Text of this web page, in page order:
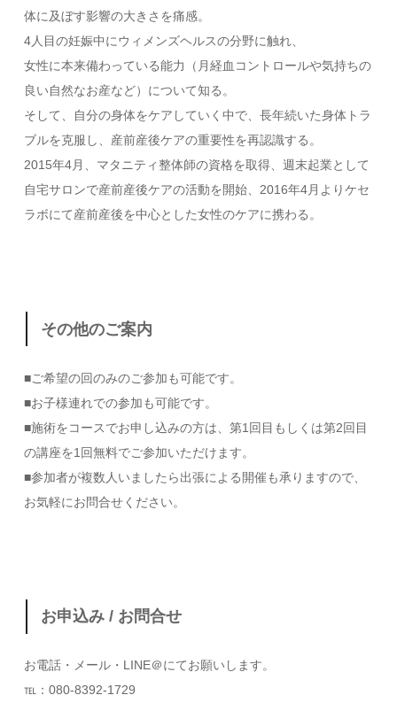
体に及ぼす影響の大きさを痛感。
4人目の妊娠中にウィメンズヘルスの分野に触れ、
女性に本来備わっている能力（月経血コントロールや気持ちの
良い自然なお産など）について知る。
そして、自分の身体をケアしていく中で、長年続いた身体トラ
ブルを克服し、産前産後ケアの重要性を再認識する。
2015年4月、マタニティ整体師の資格を取得、週末起業として
自宅サロンで産前産後ケアの活動を開始、2016年4月よりケセ
ラボにて産前産後を中心とした女性のケアに携わる。
その他のご案内
■ご希望の回のみのご参加も可能です。
■お子様連れでの参加も可能です。
■施術をコースでお申し込みの方は、第1回目もしくは第2回目
の講座を1回無料でご参加いただけます。
■参加者が複数人いましたら出張による開催も承りますので、
お気軽にお問合せください。
お申込み / お問合せ
お電話・メール・LINE＠にてお願いします。
℡：080-8392-1729